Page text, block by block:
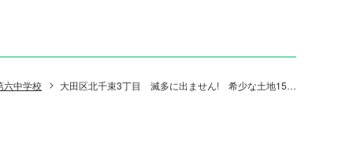
六中学校 大田区北千束3丁目 滅多に出ません! 希少な土地15坪（古家付き）